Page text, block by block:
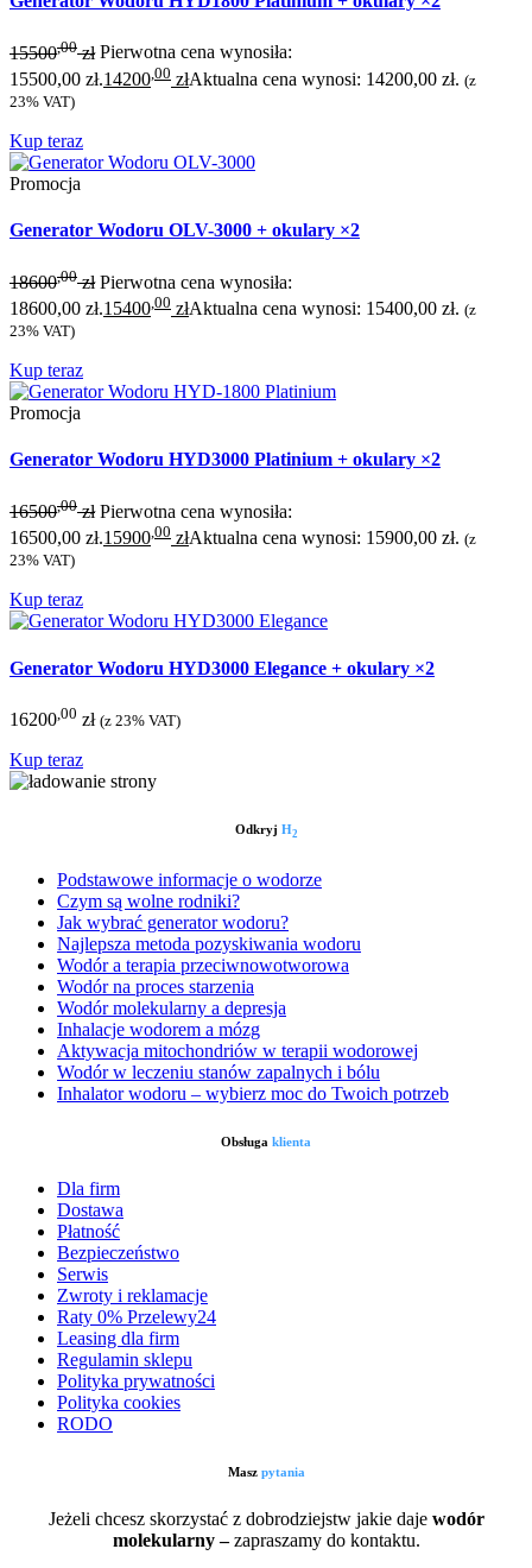
15500,00 zł Pierwotna cena wynosiła:
15500,00 zł.14200 ,00 złAktualna cena wynosi: 14200,00 zł. (z
23% VAT)
Kup teraz
Promocja
Generator Wodoru OLV-3000 + okulary ×2
18600,00 zł Pierwotna cena wynosiła:
18600,00 zł.15400 ,00 złAktualna cena wynosi: 15400,00 zł. (z
23% VAT)
Kup teraz
Promocja
Generator Wodoru HYD3000 Platinium + okulary ×2
16500,00 zł Pierwotna cena wynosiła:
16500,00 zł.15900,00 złAktualna cena wynosi: 15900,00 zł. (z
23% VAT)
Kup teraz
Generator Wodoru HYD3000 Elegance + okulary ×2
16200 ,00 zł (z 23% VAT)
Kup teraz
Odkryj H2
Podstawowe informacje o wodorze
Czym są wolne rodniki?
Jak wybrać generator wodoru?
Najlepsza metoda pozyskiwania wodoru
Wodór a terapia przeciwnowotworowa
Wodór na proces starzenia
Wodór molekularny a depresja
Inhalacje wodorem a mózg
Aktywacja mitochondriów w terapii wodorowej
Wodór w leczeniu stanów zapalnych i bólu
Inhalator wodoru – wybierz moc do Twoich potrzeb
Obsługa klienta
Dla firm
Dostawa
Płatność
Bezpieczeństwo
Serwis
Zwroty i reklamacje
Raty 0% Przelewy24
Leasing dla firm
Regulamin sklepu
Polityka prywatności
Polityka cookies
RODO
Masz pytania
Jeżeli chcesz skorzystać z dobrodziejstw jakie daje wodór
molekularny –zapraszamy do kontaktu.